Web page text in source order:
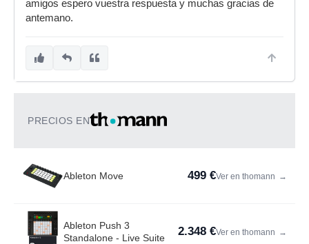
amigos espero vuestra respuesta y muchas gracias de
antemano.
PRECIOS EN
Ableton Move 499 €Ver en thomann →
Ableton Push 3
Standalone - Live Suite
2.348 €Ver en thomann →